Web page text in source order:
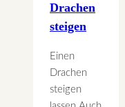
Drachen
steigen
Einen
Drachen
steigen